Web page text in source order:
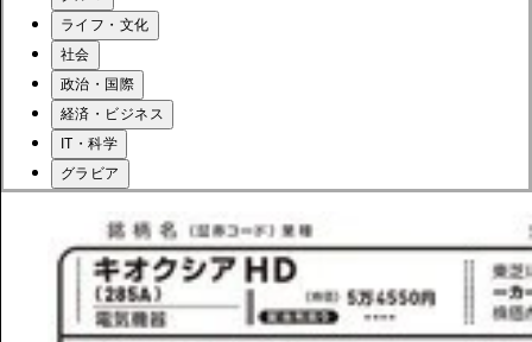
ライフ・文化
社会
政治・国際
経済・ビジネス
IT・科学
グラビア